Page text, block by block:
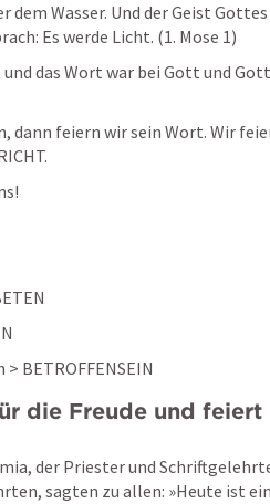
dem Wasser. Und der Geist
Es werde Licht. (1. Mose 1)
das Wort war bei Gott und
dann feiern wir sein Wort. Wir
BETROFFENSEIN
die Freude und feiert
der Priester und
sagten zu allen: »Heute ist